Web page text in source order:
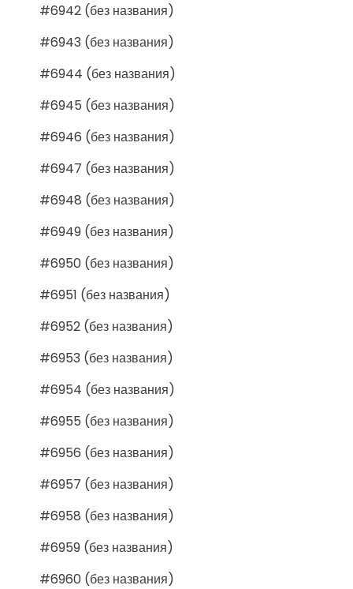
#6942 (без названия)
#6943 (без названия)
#6944 (без названия)
#6945 (без названия)
#6946 (без названия)
#6947 (без названия)
#6948 (без названия)
#6949 (без названия)
#6950 (без названия)
#6951 (без названия)
#6952 (без названия)
#6953 (без названия)
#6954 (без названия)
#6955 (без названия)
#6956 (без названия)
#6957 (без названия)
#6958 (без названия)
#6959 (без названия)
#6960 (без названия)